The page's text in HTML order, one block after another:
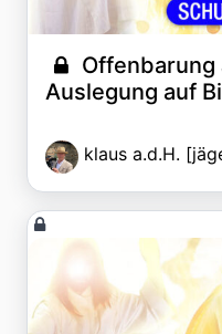
Offenbarung
Auslegung auf
klaus a.d.H.